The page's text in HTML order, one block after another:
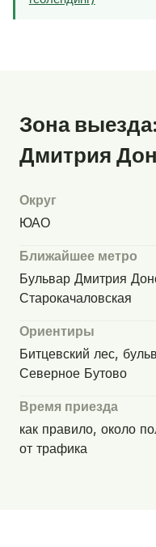
Зона
Дмитрия
Округ
ЮАО
Ближайшее метро
Бульвар Дмитрия
Старокачаловская
Ориентиры
Битцевский лес,
Северное Бутово
Время приезда
как правило, около
от трафика